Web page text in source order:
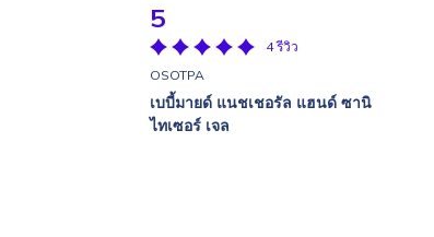
5
4 รีวิว
OSOTPA
เบบี้มายด์ แนชเชอรัล แฮนด์ ซานิ
ไทเซอร์ เจล